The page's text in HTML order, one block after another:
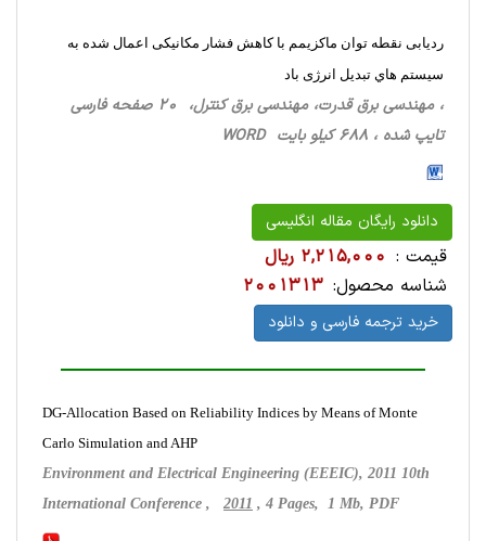
ردیابی نقطه توان ماکزیمم با کاهش فشار مکانیکی اعمال شده به
سیستم هاي تبدیل انرژی باد
، مهندسی برق قدرت، مهندسی برق کنترل، 20 صفحه فارسی
تایپ شده ، 688 کیلو بایت WORD
دانلود رایگان مقاله انگلیسی
قیمت : 2,215,000 ریال
شناسه محصول: 2001313
خرید ترجمه فارسی و دانلود
DG-Allocation Based on Reliability Indices by Means of Monte
Carlo Simulation and AHP
Environment and Electrical Engineering (EEEIC), 2011 10th
International Conference , 2011 , 4 Pages, 1 Mb, PDF